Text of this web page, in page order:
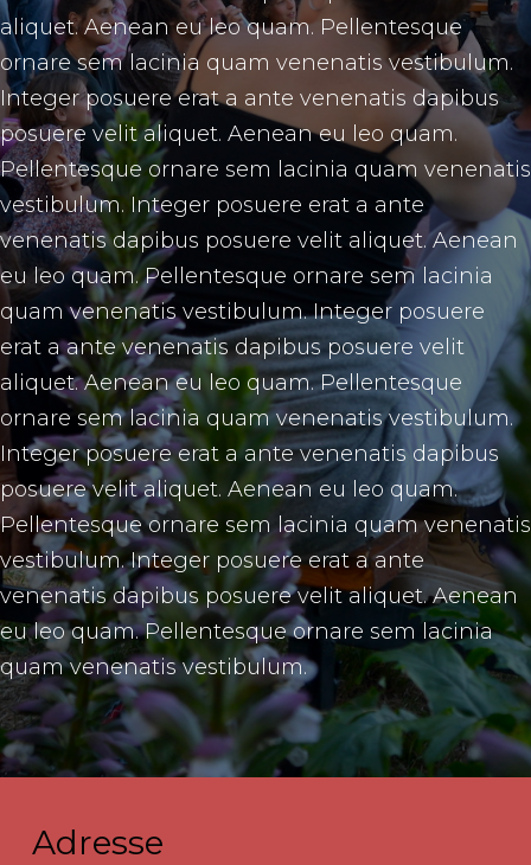
aliquet. Aenean eu leo quam. Pellentesque
ornare sem lacinia quam venenatis vestibulum.
Integer posuere erat a ante venenatis dapibus
posuere velit aliquet. Aenean eu leo quam.
Pellentesque ornare sem lacinia quam venenatis
vestibulum. Integer posuere erat a ante
venenatis dapibus posuere velit aliquet. Aenean
eu leo quam. Pellentesque ornare sem lacinia
quam venenatis vestibulum. Integer posuere
erat a ante venenatis dapibus posuere velit
aliquet. Aenean eu leo quam. Pellentesque
ornare sem lacinia quam venenatis vestibulum.
Integer posuere erat a ante venenatis dapibus
posuere velit aliquet. Aenean eu leo quam.
Pellentesque ornare sem lacinia quam venenatis
vestibulum. Integer posuere erat a ante
venenatis dapibus posuere velit aliquet. Aenean
eu leo quam. Pellentesque ornare sem lacinia
quam venenatis vestibulum.
Adresse